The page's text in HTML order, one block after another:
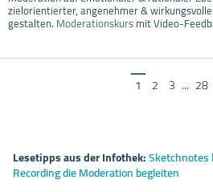
zielorientierter, angenehmer &
gestalten. Moderationskursmit Video-
1 2 3 ... 28
Lesetipps aus der Infothek:Sketchnotes
Recording die Moderation begleiten